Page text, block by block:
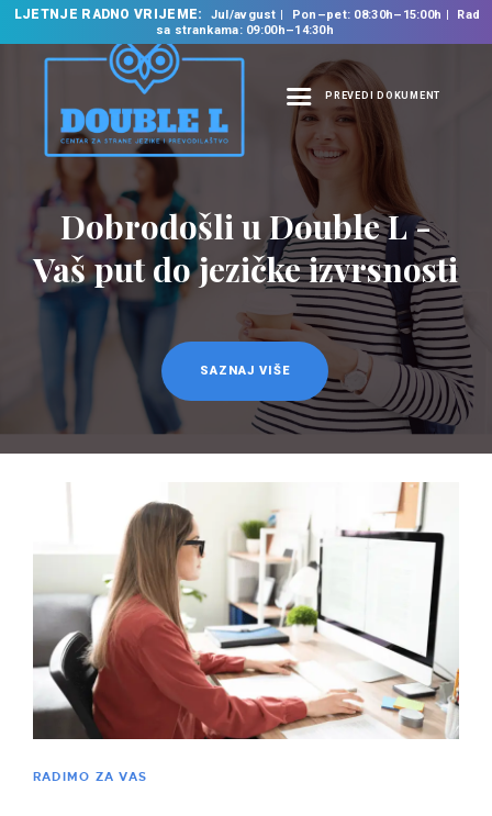
LJETNJE RADNO VRIJEME: Jul/avgust Pon–pet: 08:30h–15:00h
Rad
sa strankama: 09:00h–14:30h
PREVEDI DOKUMENT
NASLOVNA
O NAMA
NAŠE USLUGE
ŠKOLA STRANIH
JEZIKA
PREVODILAČKI BIRO
KURSEVI
NOVOSTI
KONTAKT
Dobrodošli u Double L -
Vaš put do jezičke izvrsnosti
SAZNAJ VIŠE
RADIMO ZA VAS